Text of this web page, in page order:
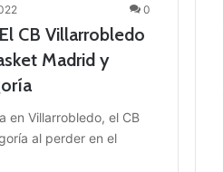
0
CB Villarrobledo
Madrid y
en Villarrobledo, el CB
al perder en el